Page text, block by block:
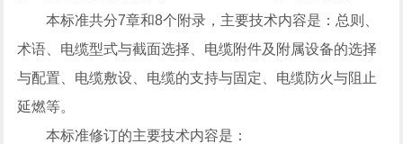
本标准共分7章和8个附录，主要技术内容是：总则、
术语、电缆型式与截面选择、电缆附件及附属设备的选择
与配置、电缆敷设、电缆的支持与固定、电缆防火与阻止
延燃等。
本标准修订的主要技术内容是：